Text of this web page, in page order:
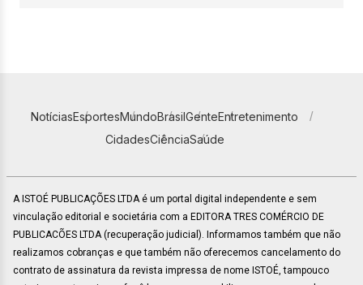
NotíciasEsportesMundoBrasilGenteEntretenimento
CidadesCiênciaSaúde
A ISTOÉ PUBLICAÇÕES LTDA é um portal digital independente e sem
vinculação editorial e societária com a EDITORA TRES COMÉRCIO DE
PUBLICACÕES LTDA (recuperação judicial). Informamos também que não
realizamos cobranças e que também não oferecemos cancelamento do
contrato de assinatura da revista impressa de nome ISTOÉ, tampouco